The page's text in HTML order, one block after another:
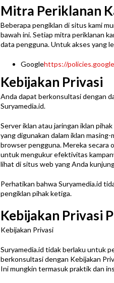
Mitra Periklanan
Beberapa pengiklan di situs kami
bawah ini. Setiap mitra periklanan
data pengguna. Untuk akses yang
Googlehttps://
Kebijakan Privasi
Anda dapat berkonsultasi dengan
Suryamedia.id.
Server iklan atau jaringan iklan
yang digunakan dalam iklan
browser pengguna. Mereka secara
untuk mengukur efektivitas
lihat di situs web yang Anda
Perhatikan bahwa Suryamedia.id
pengiklan pihak ketiga.
Kebijakan Privasi
Kebijakan Privasi
Suryamedia.id tidak berlaku untuk
berkonsultasi dengan Kebijakan
Ini mungkin termasuk praktik dan